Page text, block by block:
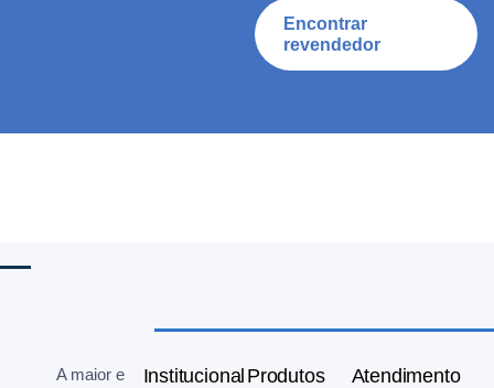
Encontrar
revendedor
A maior e
Institucional Produtos
Atendimento